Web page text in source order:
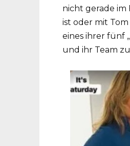
nicht gerade im
ist oder mit
eines ihrer fünf
und ihr Team